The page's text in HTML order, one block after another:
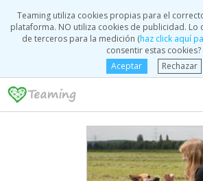
Teaming utiliza cookies propias para el
plataforma. NO utiliza cookies de publicidad. Lo
de terceros para la medición (haz click aquí
consentir estas cookies?
Aceptar
Rechazar